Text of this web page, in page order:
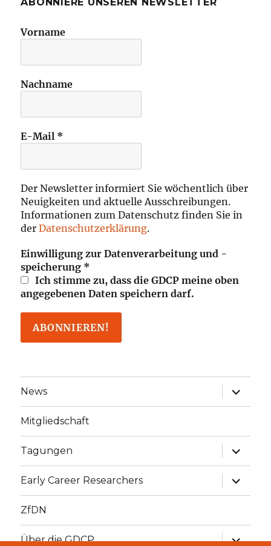
Vorname
Nachname
E-Mail *
Der Newsletter informiert Sie wöchentlich über
Neuigkeiten und aktuelle Ausschreibungen.
Informationen zum Datenschutz finden Sie in
derDatenschutzerklärung.
Einwilligung zur Datenverarbeitung und -
speicherung *
Ich stimme zu, dass die GDCP meine oben
angegebenen Daten speichern darf.
News
öffnen
Mitgliedschaft
Tagungen
öffnen
Early Career Researchers
öffnen
ZfDN
Über die GDCP